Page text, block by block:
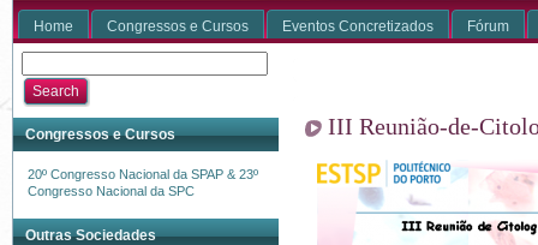
Home Congressos e Cursos Eventos Concretizados Fórum
Congressos e Cursos
20º Congresso Nacional da SPAP & 23º
Congresso Nacional da SPC
Outras Sociedades
III Reunião-de-